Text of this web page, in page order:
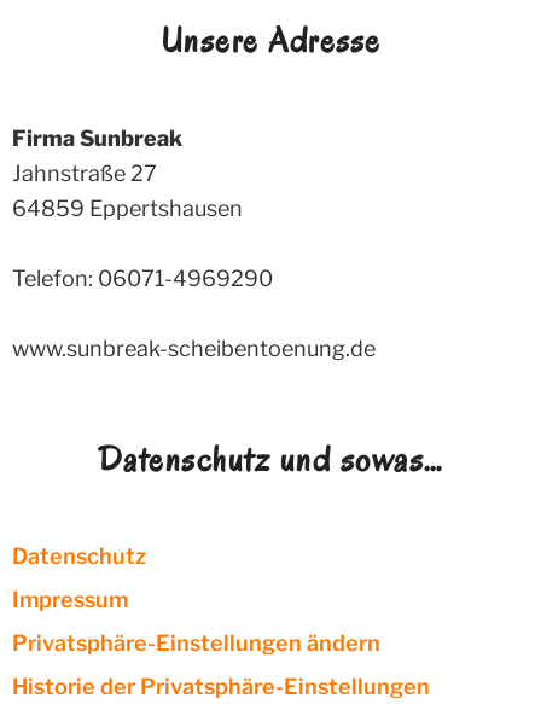
Unsere Adresse
Firma Sunbreak
Jahnstraße 27
64859 Eppertshausen
Telefon: 06071-4969290
www.sunbreak-scheibentoenung.de
Datenschutz und sowas…
Datenschutz
Impressum
Privatsphäre-Einstellungen ändern
Historie der Privatsphäre-Einstellungen